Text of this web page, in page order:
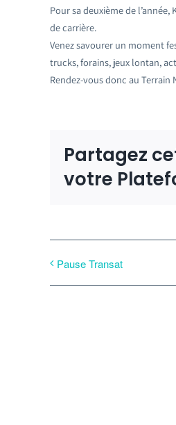
Pour sa deuxième de
de carrière.
Venez savourer un moment
trucks, forains, jeux lontan,
Rendez-vous donc au Terrain
Partagez
votre
Pause Transat